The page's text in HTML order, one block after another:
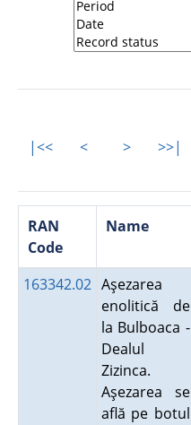
|<< < > >>|
RAN
Code
Name
163342.02 Aşezarea
enolitică de
la Bulboaca -
Dealul
Zizinca.
Aşezarea se
află pe botul